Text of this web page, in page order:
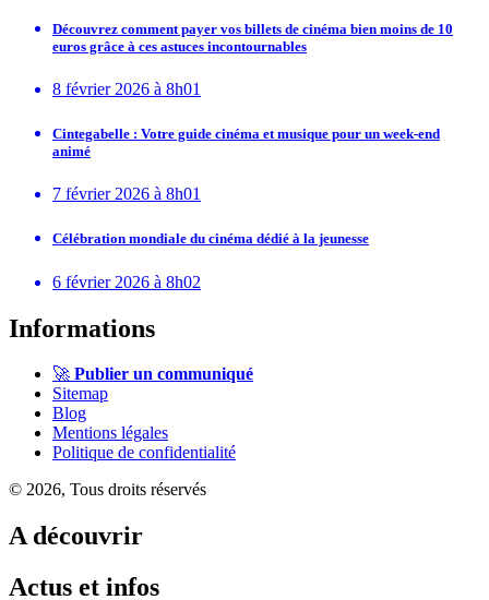
Découvrez comment payer vos billets de cinéma bien moins de 10
euros grâce à ces astuces incontournables
8 février 2026 à 8h01
Cintegabelle : Votre guide cinéma et musique pour un week-end
animé
7 février 2026 à 8h01
Célébration mondiale du cinéma dédié à la jeunesse
6 février 2026 à 8h02
Informations
🚀 Publier un communiqué
Sitemap
Blog
Mentions légales
Politique de confidentialité
© 2026, Tous droits réservés
A découvrir
Actus et infos